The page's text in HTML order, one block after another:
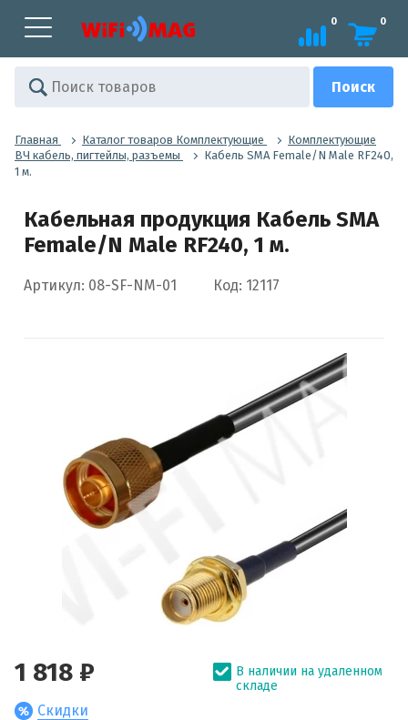
0 0
Главная Каталог товаров Комплектующие
Комплектующие
ВЧ кабель, пигтейлы, разъемы
Кабель SMA Female/N Male RF240,
1 м.
Кабельная продукция Кабель SMA
Female/N Male RF240, 1 м.
Артикул: 08-SF-NM-01 Код: 12117
1 818 ₽
Скидки
В наличии на удаленном
складе